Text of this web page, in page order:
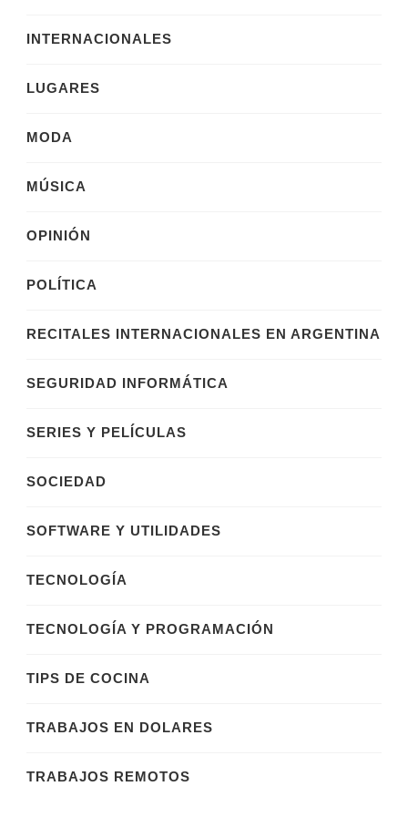
INTERNACIONALES
LUGARES
MODA
MÚSICA
OPINIÓN
POLÍTICA
RECITALES INTERNACIONALES EN ARGENTINA
SEGURIDAD INFORMÁTICA
SERIES Y PELÍCULAS
SOCIEDAD
SOFTWARE Y UTILIDADES
TECNOLOGÍA
TECNOLOGÍA Y PROGRAMACIÓN
TIPS DE COCINA
TRABAJOS EN DOLARES
TRABAJOS REMOTOS